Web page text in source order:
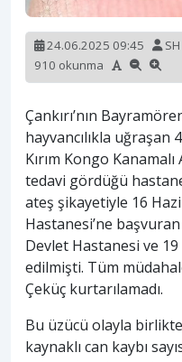
24.06.2025 09:45 SH
910 okunma
Çankırı’nın
hayvancılıkla uğraşan
Kırım Kongo
tedavi gördüğü
ateş şikayetiyle 16
Hastanesi’ne başvuran
Devlet Hastanesi ve 19
edilmişti. Tüm
Çeküç kurtarılamadı.
Bu üzücü olayla
kaynaklı can kaybı